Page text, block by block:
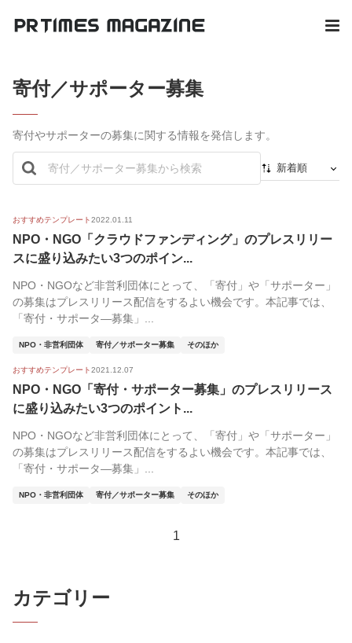
寄付／サポーター募集
寄付やサポーターの募集に関する情報を発信します。
新着順
人気順
おすすめテンプレート2022.01.11
NPO・NGO「クラウドファンディング」のプレスリリー
スに盛り込みたい3つのポイン...
NPO・NGOなど非営利団体にとって、「寄付」や「サポーター」
の募集はプレスリリース配信をするよい機会です。本記事では、
「寄付・サポータ―募集」...
NPO・非営利団体 寄付／サポーター募集 そのほか
おすすめテンプレート2021.12.07
NPO・NGO「寄付・サポーター募集」のプレスリリース
に盛り込みたい3つのポイント...
NPO・NGOなど非営利団体にとって、「寄付」や「サポーター」
の募集はプレスリリース配信をするよい機会です。本記事では、
「寄付・サポータ―募集」...
NPO・非営利団体 寄付／サポーター募集 そのほか
1
カテゴリー